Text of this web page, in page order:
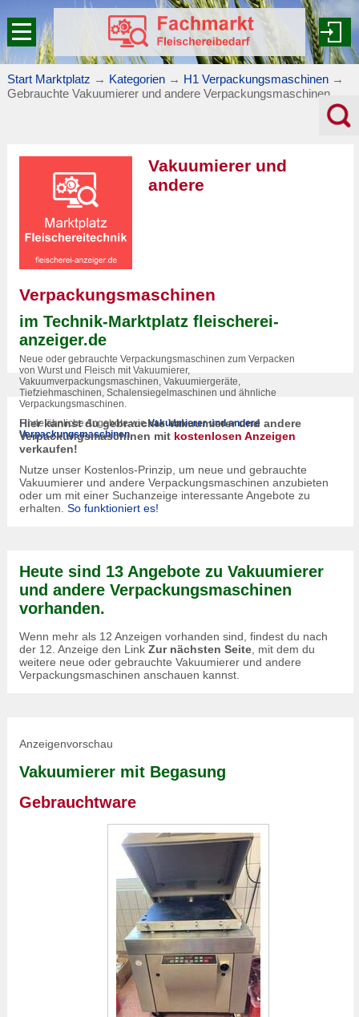
Start Marktplatz → Kategorien → H1 Verpackungsmaschinen →
Gebrauchte Vakuumierer und andere Verpackungsmaschinen
Vakuumierer und
andere
Verpackungsmaschinen
im Technik-Marktplatz fleischerei-
anzeiger.de
Neue oder gebrauchte Verpackungsmaschinen zum Verpacken
von Wurst und Fleisch mit Vakuumierer,
Vakuumverpackungsmaschinen, Vakuumiergeräte,
Tiefziehmaschinen, Schalensiegelmaschinen und ähnliche
Verpackungsmaschinen.
Finde ähnliche Angebote wieVakuumierer und andere
Verpackungsmaschinen
Hier kannst du gebrauchte Vakuumierer und andere
Verpackungsmaschinen mit kostenlosen Anzeigen
verkaufen!
Nutze unser Kostenlos-Prinzip, um neue und gebrauchte
Vakuumierer und andere Verpackungsmaschinen anzubieten
oder um mit einer Suchanzeige interessante Angebote zu
erhalten. So funktioniert es!
Heute sind 13 Angebote zu Vakuumierer
und andere Verpackungsmaschinen
vorhanden.
Wenn mehr als 12 Anzeigen vorhanden sind, findest du nach
der 12. Anzeige den Link Zur nächsten Seite , mit dem du
weitere neue oder gebrauchte Vakuumierer und andere
Verpackungsmaschinen anschauen kannst.
Anzeigenvorschau
Vakuumierer mit Begasung
Gebrauchtware